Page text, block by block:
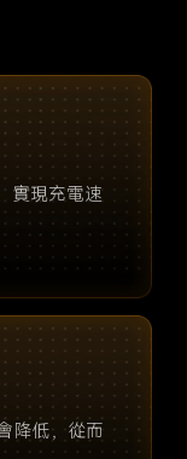
實現充電速
降低，從而